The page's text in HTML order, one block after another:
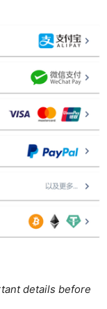
details before